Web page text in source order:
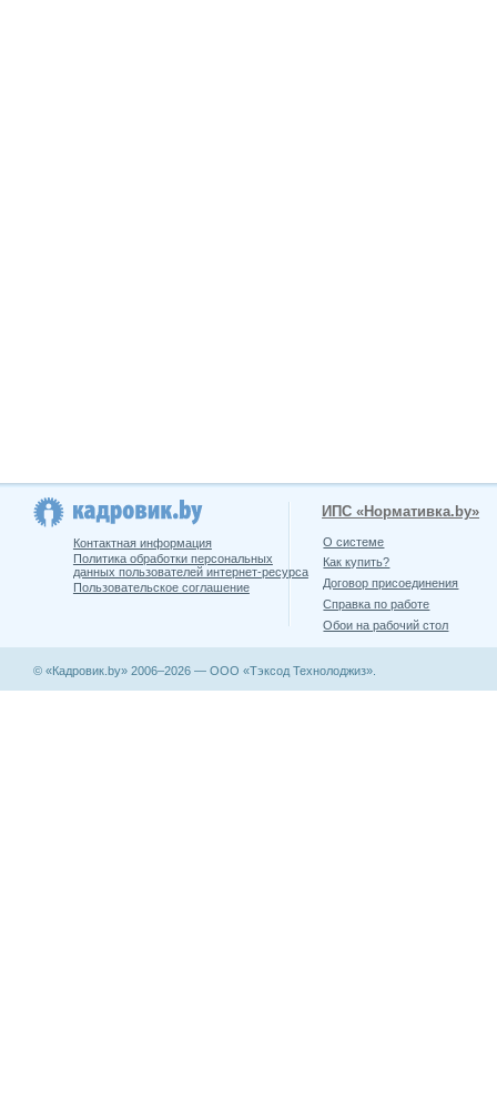
Контактная информация
Политика обработки персональных
данных пользователей интернет-ресурса
Пользовательское соглашение
ИПС «Нормативка.by»
О системе
Как купить?
Договор присоединения
Справка по работе
Обои на рабочий стол
© «Кадровик.by» 2006–2026 — ООО «Тэксод Технолоджиз».